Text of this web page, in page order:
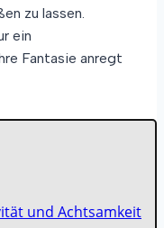
zu lassen.
ein
Fantasie anregt
und Achtsamkeit